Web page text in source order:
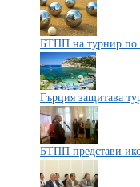
БТПП на турнир
Гърция защитава
БТПП представи